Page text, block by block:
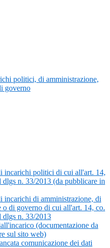
politici, di amministrazione,
governo
incarichi politici di cui all'art. 14,
dlgs n. 33/2013 (da pubblicare in
incarichi di amministrazione, di
o di governo di cui all'art. 14, co.
dlgs n. 33/2013
(documentazione da
sul sito web)
comunicazione dei dati